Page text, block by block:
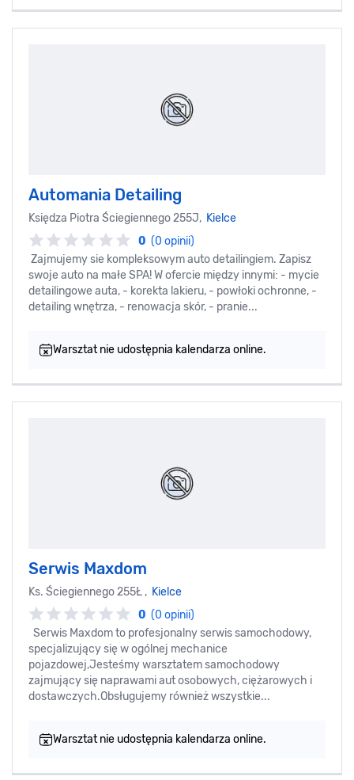
Automania Detailing
Księdza Piotra Ściegiennego 255J, Kielce
0 (0 opinii)
Zajmujemy sie kompleksowym auto detailingiem. Zapisz
swoje auto na małe SPA! W ofercie między innymi: - mycie
detailingowe auta, - korekta lakieru, - powłoki ochronne, -
detailing wnętrza, - renowacja skór, - pranie...
Warsztat nie udostępnia kalendarza online.
Serwis Maxdom
Ks. Ściegiennego 255Ł , Kielce
0 (0 opinii)
Serwis Maxdom to profesjonalny serwis samochodowy,
specjalizujący się w ogólnej mechanice
pojazdowej,Jesteśmy warsztatem samochodowy
zajmujący się naprawami aut osobowych, ciężarowych i
dostawczych.Obsługujemy również wszystkie...
Warsztat nie udostępnia kalendarza online.